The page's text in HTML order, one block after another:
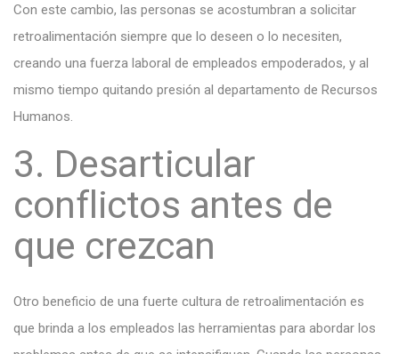
Con este cambio, las personas se acostumbran a solicitar
retroalimentación siempre que lo deseen o lo necesiten,
creando una fuerza laboral de empleados empoderados, y al
mismo tiempo quitando presión al departamento de Recursos
Humanos.
3. Desarticular
conflictos antes de
que crezcan
Otro beneficio de una fuerte cultura de retroalimentación es
que brinda a los empleados las herramientas para abordar los